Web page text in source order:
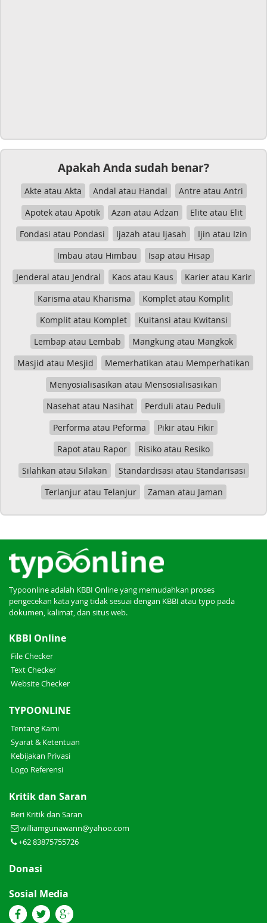
Apakah Anda sudah benar?
Akte atau Akta Andal atau Handal
Antre atau Antri
Apotek atau Apotik
Azan atau Adzan
Elite atau Elit
Fondasi atau Pondasi
Ijazah atau Ijasah
Ijin atau Izin
Imbau atau Himbau
Isap atau Hisap
Jenderal atau Jendral
Kaos atau Kaus
Karier atau Karir
Karisma atau Kharisma
Komplet atau Komplit
Komplit atau Komplet
Kuitansi atau Kwitansi
Lembap atau Lembab
Mangkung atau Mangkok
Masjid atau Mesjid
Memerhatikan atau Memperhatikan
Menyosialisasikan atau Mensosialisasikan
Nasehat atau Nasihat
Perduli atau Peduli
Performa atau Peforma
Pikir atau Fikir
Rapot atau Rapor
Risiko atau Resiko
Silahkan atau Silakan
Standardisasi atau Standarisasi
Terlanjur atau Telanjur
Zaman atau Jaman
Typoonline adalah KBBI Online yang memudahkan proses
pengecekan kata yang tidak sesuai dengan KBBI atau typo pada
dokumen, kalimat, dan situs web.
KBBI Online
File Checker
Text Checker
Website Checker
TYPOONLINE
Tentang Kami
Syarat & Ketentuan
Kebijakan Privasi
Logo Referensi
Kritik dan Saran
Beri Kritik dan Saran
williamgunawann@yahoo.com
+62 83875755726
Donasi
Sosial Media